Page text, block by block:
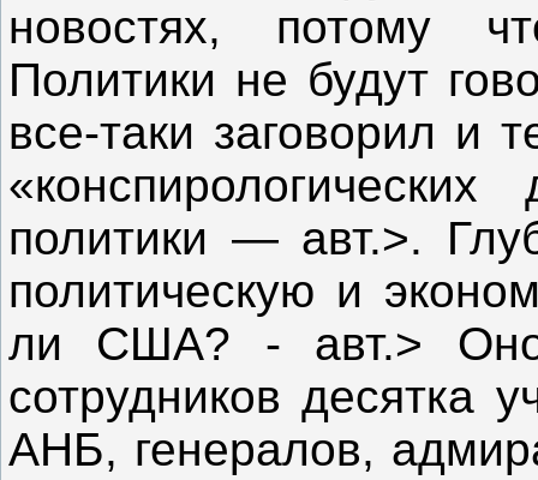
новостях, потому
Политики не будут
все-таки заговорил и
политики — авт.>.
политическую и
ли США? - авт.> Оно
сотрудников десятка
АНБ, генералов,